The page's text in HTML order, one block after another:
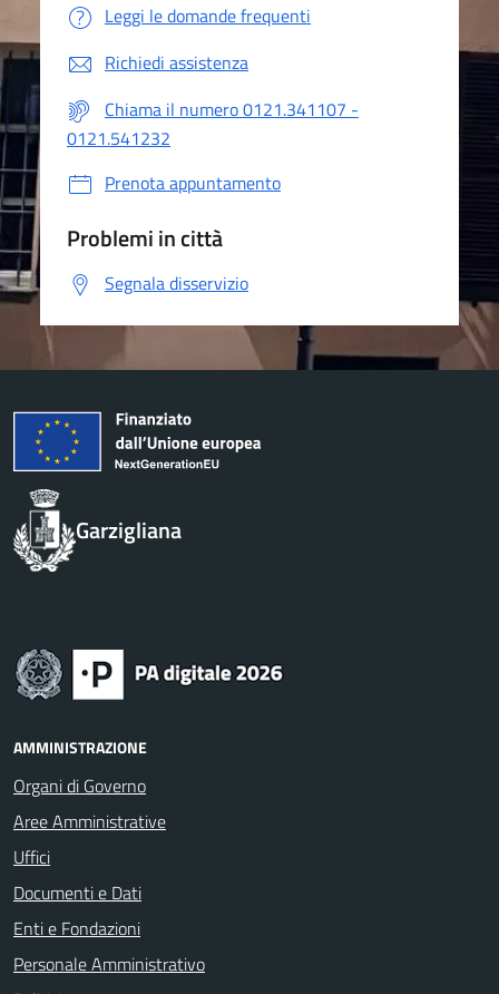
Leggi le domande frequenti
Richiedi assistenza
Chiama il numero 0121.341107 -
0121.541232
Prenota appuntamento
Problemi in città
Segnala disservizio
Garzigliana
AMMINISTRAZIONE
Organi di Governo
Aree Amministrative
Uffici
Documenti e Dati
Enti e Fondazioni
Personale Amministrativo